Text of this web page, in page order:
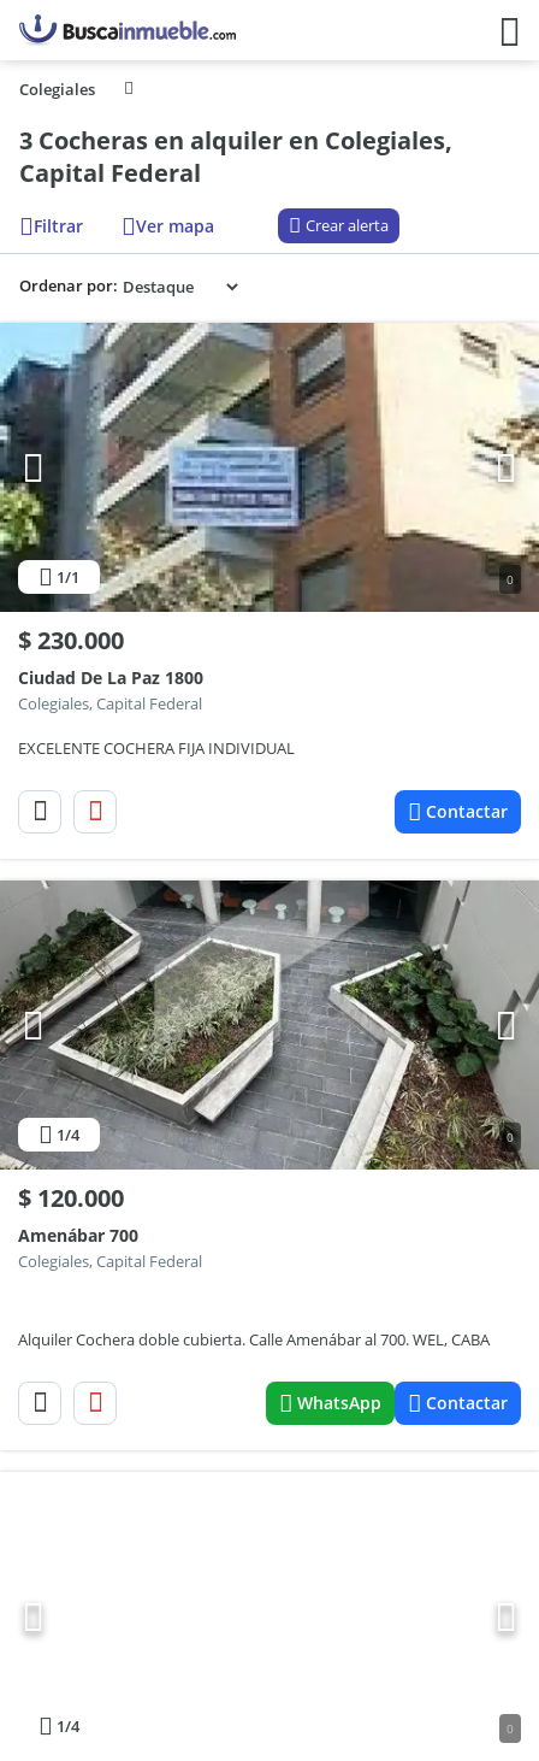
Colegiales
3 Cocheras en alquiler en Colegiales,
Capital Federal
Filtrar Ver mapa Crear alerta
Ordenar por:
1/1 0
$230.000
Ciudad De La Paz 1800
Colegiales, Capital Federal
EXCELENTE COCHERA FIJA INDIVIDUAL
Contactar
1/4 0
$ 120.000
Amenábar 700
Colegiales, Capital Federal
Alquiler Cochera doble cubierta. Calle Amenábar al 700. WEL, CABA
WhatsApp Contactar
1/4 0